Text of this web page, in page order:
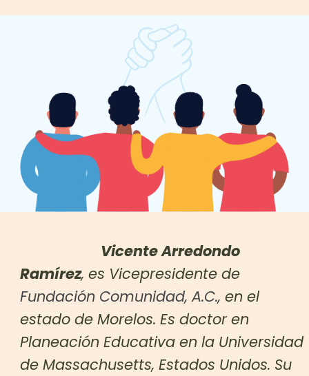
Vicente Arredondo
Ramírez, es Vicepresidente de
Fundación Comunidad, A.C., en el
estado de Morelos. Es doctor en
Planeación Educativa en la Universidad
de Massachusetts, Estados Unidos. Su